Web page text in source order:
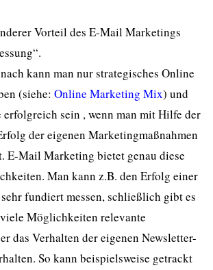
Vorteil des E-Mail Marketings
kann man nur strategisches Online
(siehe: Online Marketing Mix) und
sein , wenn man mit Hilfe der
der eigenen Marketingmaßnahmen
E-Mail Marketing bietet genau diese
Man kann z.B. den Erfolg einer
fundiert messen, schließlich gibt es
Möglichkeiten relevante
das Verhalten der eigenen Newsletter-
So kann beispielsweise getrackt